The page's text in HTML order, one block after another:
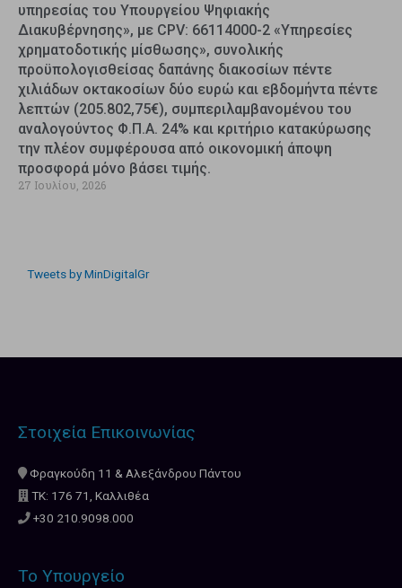
υπηρεσίας του Υπουργείου Ψηφιακής
Διακυβέρνησης», με CPV: 66114000-2 «Υπηρεσίες
χρηματοδοτικής μίσθωσης», συνολικής
προϋπολογισθείσας δαπάνης διακοσίων πέντε
χιλιάδων οκτακοσίων δύο ευρώ και εβδομήντα πέντε
λεπτών (205.802,75€), συμπεριλαμβανομένου του
αναλογούντος Φ.Π.Α. 24% και κριτήριο κατακύρωσης
την πλέον συμφέρουσα από οικονομική άποψη
προσφορά μόνο βάσει τιμής.
27 Ιουλίου, 2026
Tweets by MinDigitalGr
Στοιχεία Επικοινωνίας
Φραγκούδη 11 & Αλεξάνδρου Πάντου
ΤΚ: 176 71, Καλλιθέα
+30 210.9098.000
Το Υπουργείο